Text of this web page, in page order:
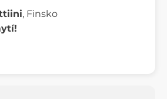
, Finsko